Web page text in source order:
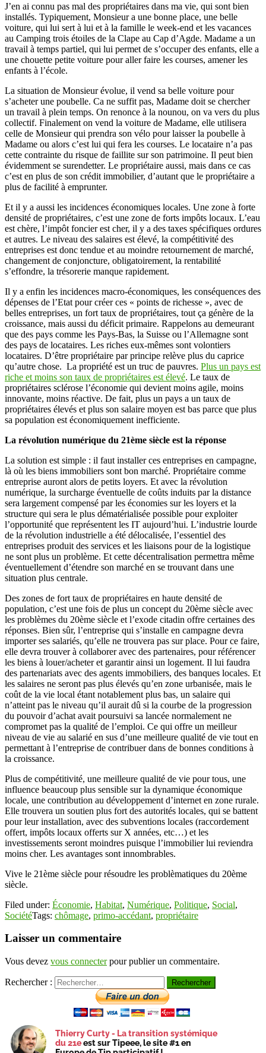
J’en ai connu pas mal des propriétaires dans ma vie, qui sont bien
installés. Typiquement, Monsieur a une bonne place, une belle
voiture, qui lui sert à lui et à la famille le week-end et les vacances
au Camping trois étoiles de la Clape au Cap d’Agde. Madame a un
travail à temps partiel, qui lui permet de s’occuper des enfants, elle a
une chouette petite voiture pour aller faire les courses, amener les
enfants à l’école.
La situation de Monsieur évolue, il vend sa belle voiture pour
s’acheter une poubelle. Ca ne suffit pas, Madame doit se chercher
un travail à plein temps. On renonce à la nounou, on va vers du plus
collectif. Finalement on vend la voiture de Madame, elle utilisera
celle de Monsieur qui prendra son vélo pour laisser la poubelle à
Madame ou alors c’est lui qui fera les courses. Le locataire n’a pas
cette contrainte du risque de faillite sur son patrimoine. Il peut bien
évidemment se surendetter. Le propriétaire aussi, mais dans ce cas
c’est en plus de son crédit immobilier, d’autant que le propriétaire a
plus de facilité à emprunter.
Et il y a aussi les incidences économiques locales. Une zone à forte
densité de propriétaires, c’est une zone de forts impôts locaux. L’eau
est chère, l’impôt foncier est cher, il y a des taxes spécifiques ordures
et autres. Le niveau des salaires est élevé, la compétitivité des
entreprises est donc tendue et au moindre retournement de marché,
changement de conjoncture, obligatoirement, la rentabilité
s’effondre, la trésorerie manque rapidement.
Il y a enfin les incidences macro-économiques, les conséquences des
dépenses de l’Etat pour créer ces « points de richesse », avec de
belles entreprises, un fort taux de propriétaires, tout ça génère de la
croissance, mais aussi du déficit primaire. Rappelons au demeurant
que des pays comme les Pays-Bas, la Suisse ou l’Allemagne sont
des pays de locataires. Les riches eux-mêmes sont volontiers
locataires. D’être propriétaire par principe relève plus du caprice
qu’autre chose. La propriété est un truc de pauvres. Plus un pays est
riche et moins son taux de propriétaires est élevé. Le taux de
propriétaires sclérose l’économie qui devient moins agile, moins
innovante, moins réactive. De fait, plus un pays a un taux de
propriétaires élevés et plus son salaire moyen est bas parce que plus
sa population est économiquement inefficiente.
La révolution numérique du 21ème siècle est la réponse
La solution est simple : il faut installer ces entreprises en campagne,
là où les biens immobiliers sont bon marché. Propriétaire comme
entreprise auront alors de petits loyers. Et avec la révolution
numérique, la surcharge éventuelle de coûts induits par la distance
sera largement compensé par les économies sur les loyers et la
structure qui sera le plus dématérialisée possible pour exploiter
l’opportunité que représentent les IT aujourd’hui. L’industrie lourde
de la révolution industrielle a été délocalisée, l’essentiel des
entreprises produit des services et les liaisons pour de la logistique
ne sont plus un problème. Et cette décentralisation permettra même
éventuellement d’étendre son marché en se trouvant dans une
situation plus centrale.
Des zones de fort taux de propriétaires en haute densité de
population, c’est une fois de plus un concept du 20ème siècle avec
les problèmes du 20ème siècle et l’exode citadin offre certaines des
réponses. Bien sûr, l’entreprise qui s’installe en campagne devra
importer ses salariés, qu’elle ne trouvera pas sur place. Pour ce faire,
elle devra trouver à collaborer avec des partenaires, pour référencer
les biens à louer/acheter et garantir ainsi un logement. Il lui faudra
des partenariats avec des agents immobiliers, des banques locales. Et
les salaires ne seront pas plus élevés qu’en zone urbanisée, mais le
coût de la vie local étant notablement plus bas, un salaire qui
n’atteint pas le niveau qu’il aurait dû si la courbe de la progression
du pouvoir d’achat avait poursuivi sa lancée normalement ne
compromet pas la qualité de l’emploi. Ce qui offre un meilleur
niveau de vie au salarié en sus d’une meilleure qualité de vie tout en
permettant à l’entreprise de contribuer dans de bonnes conditions à
la croissance.
Plus de compétitivité, une meilleure qualité de vie pour tous, une
influence beaucoup plus sensible sur la dynamique économique
locale, une contribution au développement d’internet en zone rurale.
Elle trouvera un soutien plus fort des autorités locales, qui se battent
pour leur installation, avec des subventions locales (raccordement
offert, impôts locaux offerts sur X années, etc…) et les
investissements seront moindres puisque l’immobilier lui reviendra
moins cher. Les avantages sont innombrables.
Vive le 21ème siècle pour résoudre les problèmatiques du 20ème
siècle.
Filed under: Économie, Habitat, Numérique, Politique, Social,
SociétéTags: chômage, primo-accédant, propriétaire
Laisser un commentaire
Vous devez vous connecterpour publier un commentaire.
Rechercher :
Thierry Curty - La transition systémique
du 21eest sur Tipeee, le site #1 en